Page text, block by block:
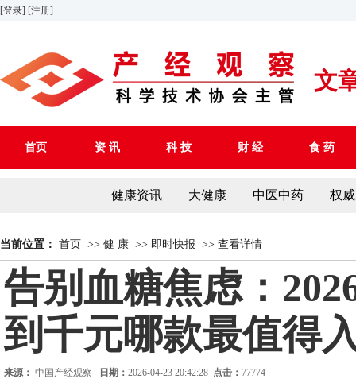
[登录] [注册]
文
首页 资 讯 科 技 财 经 食 药
健康资讯 大健康 中医中药 权
当前位置： 首页 >> 健 康 >> 即时快报 >> 查看详情
告别血糖焦虑：
到千元哪款最值得
来源： 中国产经观察 日期： 2026-04-23 20:42:28 点击： 77774